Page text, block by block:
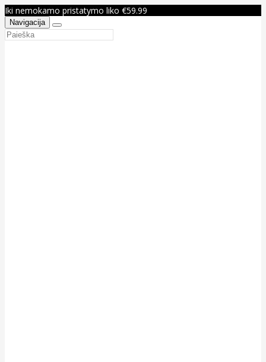
Iki nemokamo pristatymo liko €59.99
Navigacija